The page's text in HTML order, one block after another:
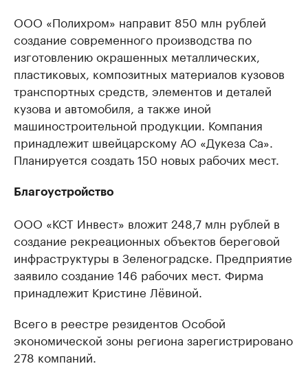
ООО «Полихром» направит 850 млн рублей
создание современного производства по
изготовлению окрашенных металлических,
пластиковых, композитных материалов кузовов
транспортных средств, элементов и деталей
кузова и автомобиля, а также иной
машиностроительной продукции. Компания
принадлежит швейцарскому АО «Дукеза Са».
Планируется создать 150 новых рабочих мест.
Благоустройство
ООО «КСТ Инвест» вложит 248,7 млн рублей в
создание рекреационных объектов береговой
инфраструктуры в Зеленоградске. Предприятие
заявило создание 146 рабочих мест. Фирма
принадлежит Кристине Лёвиной.
Всего в реестре резидентов Особой
экономической зоны региона зарегистрировано
278 компаний.